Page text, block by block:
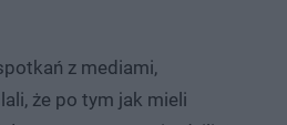
z mediami,
że po tym jak mieli